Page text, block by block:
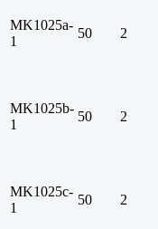
MK1025a-
1
50 2
MK1025b-
1
50 2
MK1025c-
1
50 2